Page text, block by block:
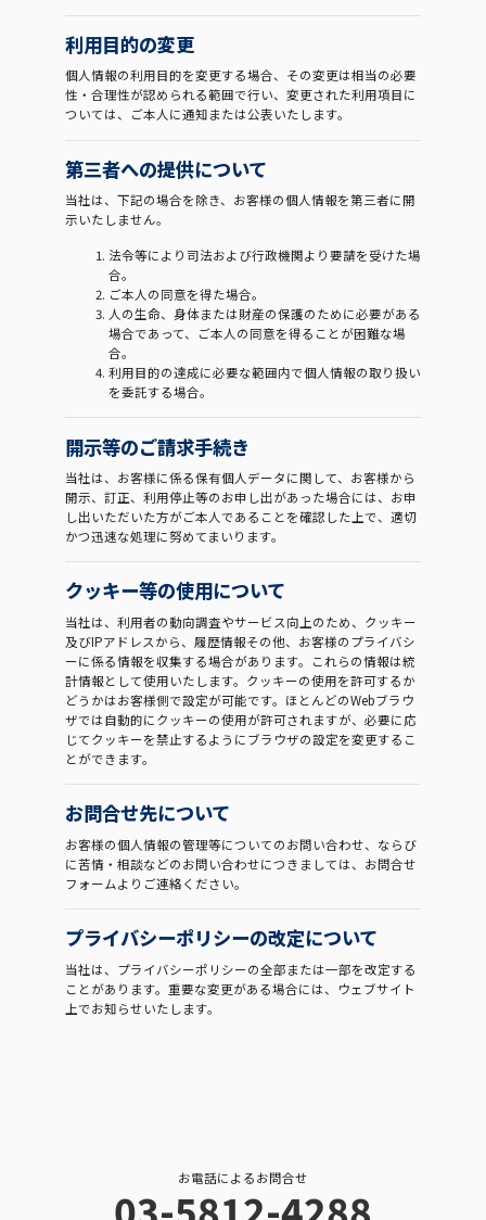
利用目的の変更
個人情報の利用目的を変更する場合、その変更は相当の必要
性・合理性が認められる範囲で行い、変更された利用項目に
ついては、ご本人に通知または公表いたします。
第三者への提供について
当社は、下記の場合を除き、お客様の個人情報を第三者に開
示いたしません。
法令等により司法および行政機関より要請を受けた場
合。
ご本人の同意を得た場合。
人の生命、身体または財産の保護のために必要がある
場合であって、ご本人の同意を得ることが困難な場
合。
利用目的の達成に必要な範囲内で個人情報の取り扱い
を委託する場合。
開示等のご請求手続き
当社は、お客様に係る保有個人データに関して、お客様から
開示、訂正、利用停止等のお申し出があった場合には、お申
し出いただいた方がご本人であることを確認した上で、適切
かつ迅速な処理に努めてまいります。
クッキー等の使用について
当社は、利用者の動向調査やサービス向上のため、クッキー
及びIPアドレスから、履歴情報その他、お客様のプライバシ
ーに係る情報を収集する場合があります。これらの情報は統
計情報として使用いたします。クッキーの使用を許可するか
どうかはお客様側で設定が可能です。ほとんどのWebブラウ
ザでは自動的にクッキーの使用が許可されますが、必要に応
じてクッキーを禁止するようにブラウザの設定を変更するこ
とができます。
お問合せ先について
お客様の個人情報の管理等についてのお問い合わせ、ならび
に苦情・相談などのお問い合わせにつきましては、お問合せ
フォームよりご連絡ください。
プライバシーポリシーの改定について
当社は、プライバシーポリシーの全部または一部を改定する
ことがあります。重要な変更がある場合には、ウェブサイト
上でお知らせいたします。
お電話によるお問合せ